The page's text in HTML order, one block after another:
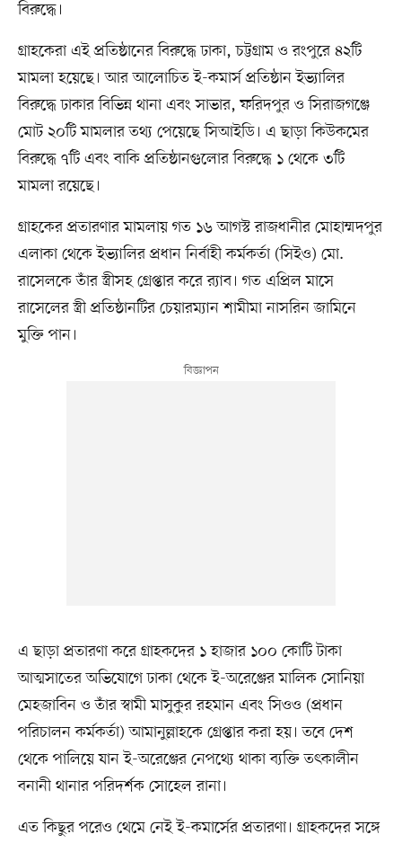
বিরুদ্ধে।
গ্রাহকেরা এই প্রতিষ্ঠানের বিরুদ্ধে ঢাকা, চট্টগ্রাম ও রংপুরে ৪২টি
মামলা হয়েছে। আর আলোচিত ই-কমার্স প্রতিষ্ঠান ইভ্যালির
বিরুদ্ধে ঢাকার বিভিন্ন থানা এবং সাভার, ফরিদপুর ও সিরাজগঞ্জে
মোট ২০টি মামলার তথ্য পেয়েছে সিআইডি। এ ছাড়া কিউকমের
বিরুদ্ধে ৭টি এবং বাকি প্রতিষ্ঠানগুলোর বিরুদ্ধে ১ থেকে ৩টি
মামলা রয়েছে।
গ্রাহকের প্রতারণার মামলায় গত ১৬ আগস্ট রাজধানীর মোহাম্মদপুর
এলাকা থেকে ইভ্যালির প্রধান নির্বাহী কর্মকর্তা (সিইও) মো.
রাসেলকে তাঁর স্ত্রীসহ গ্রেপ্তার করে র‍্যাব। গত এপ্রিল মাসে
রাসেলের স্ত্রী প্রতিষ্ঠানটির চেয়ারম্যান শামীমা নাসরিন জামিনে
মুক্তি পান।
এ ছাড়া প্রতারণা করে গ্রাহকদের ১ হাজার ১০০ কোটি টাকা
আত্মসাতের অভিযোগে ঢাকা থেকে ই-অরেঞ্জের মালিক সোনিয়া
মেহজাবিন ও তাঁর স্বামী মাসুকুর রহমান এবং সিওও (প্রধান
পরিচালন কর্মকর্তা) আমানুল্লাহকে গ্রেপ্তার করা হয়। তবে দেশ
থেকে পালিয়ে যান ই-অরেঞ্জের নেপথ্যে থাকা ব্যক্তি তৎকালীন
বনানী থানার পরিদর্শক সোহেল রানা।
এত কিছুর পরেও থেমে নেই ই-কমার্সের প্রতারণা। গ্রাহকদের সঙ্গে